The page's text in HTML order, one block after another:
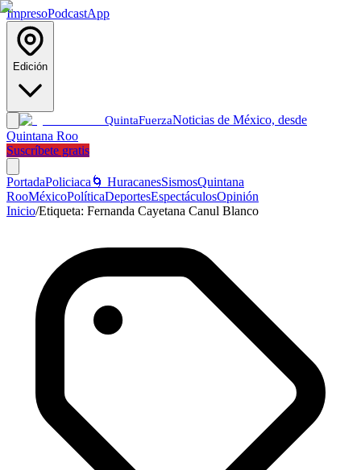
ImpresoPodcastApp
Edición
QuintaFuerzaNoticias de México, desde
Quintana Roo
Suscríbete gratis
PortadaPoliciaca 🌀 HuracanesSismosQuintana
RooMéxicoPolíticaDeportesEspectáculosOpinión
Inicio/Etiqueta: Fernanda Cayetana Canul Blanco